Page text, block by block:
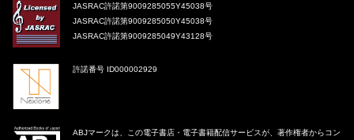
JASRAC許諾第9009285055Y45038号
JASRAC許諾第9009285050Y45038号
JASRAC許諾第9009285049Y43128号
許諾番号 ID000002929
ABJマークは、この電子書店・電子書籍配信サービスが、著作権者からコン